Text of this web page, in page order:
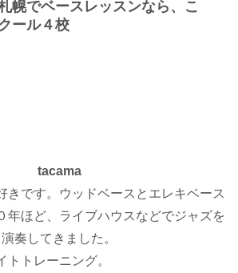
幌でベースレッスンなら、こ
ール４校
tacama
きです。ウッドベースとエレキベース
年ほど、ライブハウスなどでジャズを
演奏してきました。
トトレーニング。